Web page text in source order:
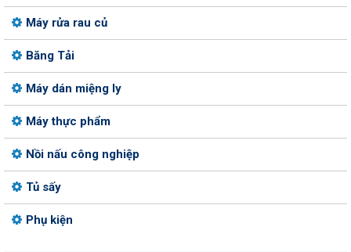
Máy rửa rau củ
Băng Tải
Máy dán miệng ly
Máy thực phẩm
Nồi nấu công nghiệp
Tủ sấy
Phụ kiện